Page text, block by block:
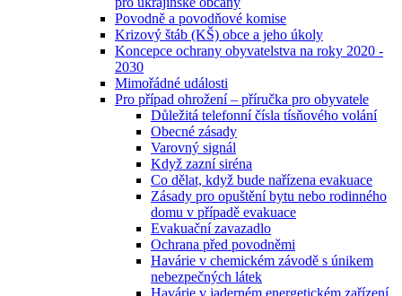
Povodně a povodňové komise
Krizový štáb (KŠ) obce a jeho úkoly
Koncepce ochrany obyvatelstva na roky 2020 -
2030
Mimořádné události
Pro případ ohrožení – příručka pro obyvatele
Důležitá telefonní čísla tísňového volání
Obecné zásady
Varovný signál
Když zazní siréna
Co dělat, když bude nařízena evakuace
Zásady pro opuštění bytu nebo rodinného
domu v případě evakuace
Evakuační zavazadlo
Ochrana před povodněmi
Havárie v chemickém závodě s únikem
nebezpečných látek
Havárie v jaderném energetickém zařízení